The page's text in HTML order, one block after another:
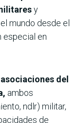
y
mundo desde el
especial en
del
ambos
ndlr) militar,
de